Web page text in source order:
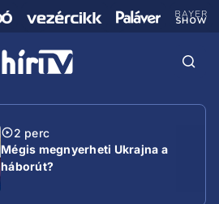
2 perc
Mégis megnyerheti Ukrajna a
háborút?